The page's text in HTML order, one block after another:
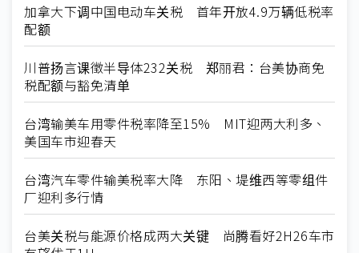
加拿大下调中国电动车关税 首年开放4.9万辆低税率
配额
川普扬言课徵半导体232关税 郑丽君：台美协商免
税配额与豁免清单
台湾输美车用零件税率降至15% MIT迎两大利多、
美国车市迎春天
台湾汽车零件输美税率大降 东阳、堤维西等零组件
厂迎利多行情
台美关税与能源价格成两大关键 尚腾看好2H26车市